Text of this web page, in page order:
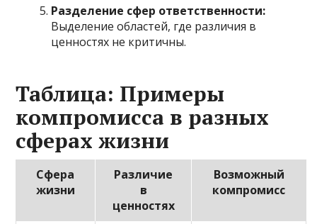
Разделение сфер ответственности:
Выделение областей, где различия в
ценностях не критичны.
Таблица: Примеры
компромисса в разных
сферах жизни
Сфера
жизни
Различие
в
ценностях
Возможный
компромисс